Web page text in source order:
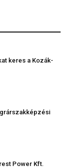
keres a Kozák-
Power Kft.